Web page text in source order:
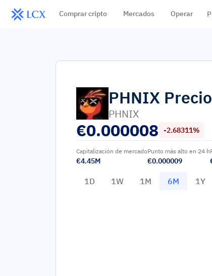
Comprar cripto Mercados Operar
PHNIX Precio
PHNIX
€0.000008 -2.68311%
Capitalización de mercado
€4.45M
Punto más alto en 24 h
€0.000009
1D 1W 1M 6M 1Y